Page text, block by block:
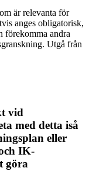
är relevanta för
anges obligatorisk,
andra
Utgå från
vid
med detta iså
eller
IK-
göra